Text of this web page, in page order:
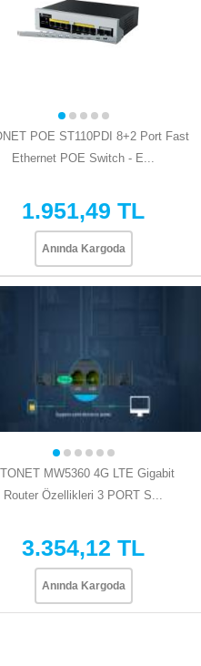
POE ST110PDI 8+2 Port Fast
Ethernet POE Switch - E...
1.951,49 TL
Anında Kargoda
MW5360 4G LTE Gigabit
Router Özellikleri 3 PORT S...
3.354,12 TL
Anında Kargoda